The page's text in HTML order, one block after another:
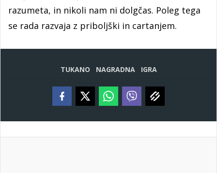
razumeta, in nikoli nam ni dolgčas. Poleg tega
se rada razvaja z priboljški in cartanjem.
TUKANO NAGRADNA IGRA